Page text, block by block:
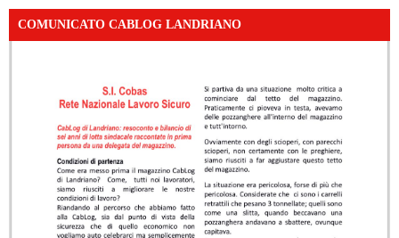
COMUNICATO CABLOG LANDRIANO